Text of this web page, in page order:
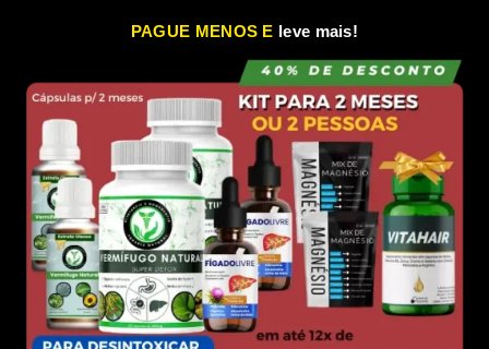
PAGUE MENOS E leve mais!